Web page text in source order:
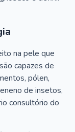
na pele que
capazes de
pólen,
de insetos,
consultório do